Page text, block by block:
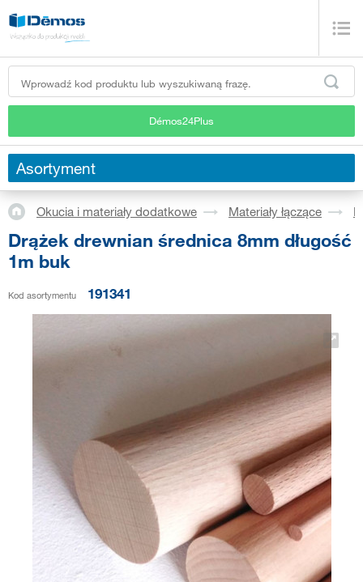
Démos24Plus
Asortyment
Okucia i materiały dodatkowe Materiały łączące
Drążek drewnian średnica 8mm długość
1m buk
Kod asortymentu 191341